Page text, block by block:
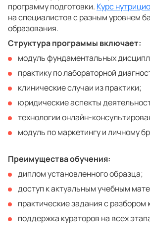
программу подготовки. Курс
на специалистов с разным уровнем
образования.
Структура программы включает:
модуль фундаментальных
практику по лабораторной
клинические случаи из практики;
юридические аспекты
технологии онлайн-
модуль по маркетингу и личному
Преимущества обучения:
диплом установленного образца;
доступ к актуальным учебным
практические задания с разбором
поддержка кураторов на всех